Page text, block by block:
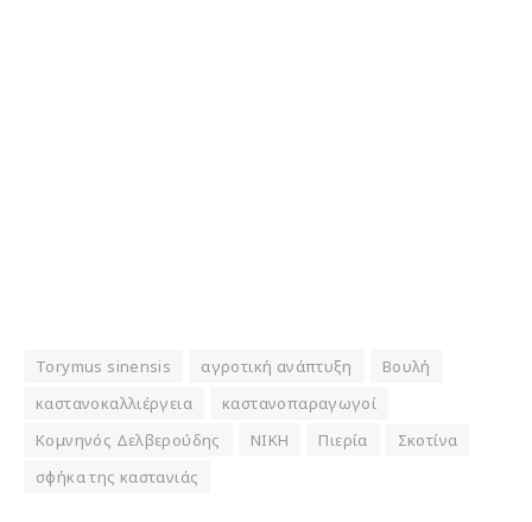
Torymus sinensis αγροτική ανάπτυξη
Βουλή
καστανοκαλλιέργεια
καστανοπαραγωγοί
Κομνηνός Δελβερούδης
ΝΙΚΗ Πιερία
Σκοτίνα
σφήκα της καστανιάς